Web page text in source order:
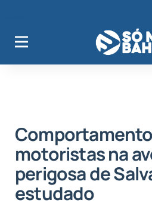
motoristas na
perigosa de
estudado